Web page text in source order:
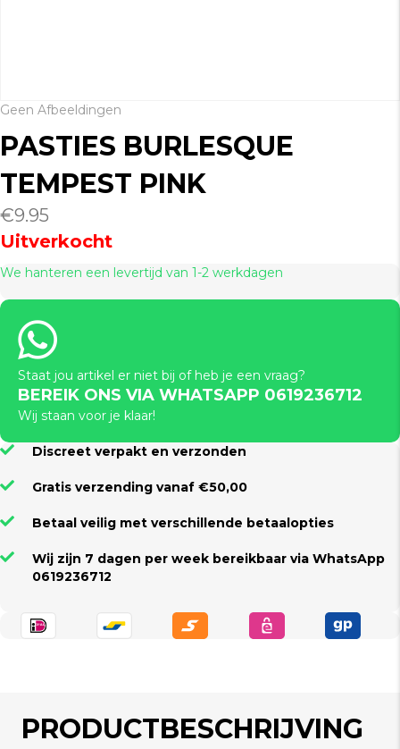
Geen Afbeeldingen
PASTIES BURLESQUE
TEMPEST PINK
€9.95
Uitverkocht
We hanteren een levertijd van 1-2 werkdagen
Staat jou artikel er niet bij of heb je een vraag?
BEREIK ONS VIA WHATSAPP 0619236712
Wij staan voor je klaar!
Discreet verpakt en verzonden
Gratis verzending vanaf €50,00
Betaal veilig met verschillende betaalopties
Wij zijn 7 dagen per week bereikbaar via WhatsApp
0619236712
PRODUCTBESCHRIJVING